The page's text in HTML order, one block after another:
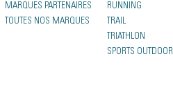
MARQUES PARTENAIRES
TOUTES NOS MARQUES
RUNNING
TRAIL
TRIATHLON
SPORTS OUTDOOR